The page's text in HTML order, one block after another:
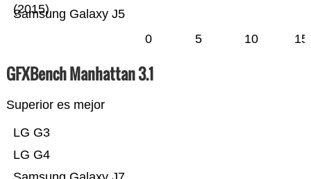
Samsung Galaxy J5
(2015)
0 5 10 15
GFXBench Manhattan 3.1
Superior es mejor
LG G4
LG G3